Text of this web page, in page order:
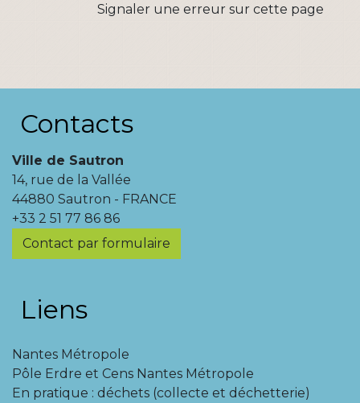
Signaler une erreur sur cette page
Contacts
Ville de Sautron
14, rue de la Vallée
44880 Sautron - FRANCE
+33 2 51 77 86 86
Contact par formulaire
Liens
Nantes Métropole
Pôle Erdre et Cens Nantes Métropole
En pratique : déchets (collecte et déchetterie)